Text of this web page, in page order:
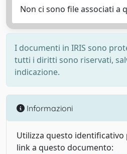
Non ci sono file associati a
I documenti in IRIS sono
tutti i diritti sono riservati,
indicazione.
Informazioni
Utilizza questo
link a questo documento: